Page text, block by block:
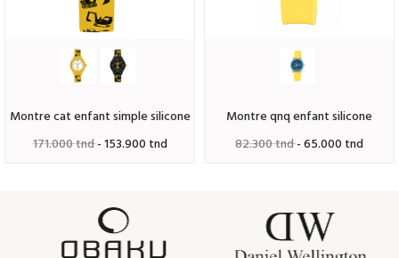
montre cat enfant simple silicone
171.000 tnd- 153.900 tnd
montre qnq enfant silicone
82.300 tnd- 65.000 tnd